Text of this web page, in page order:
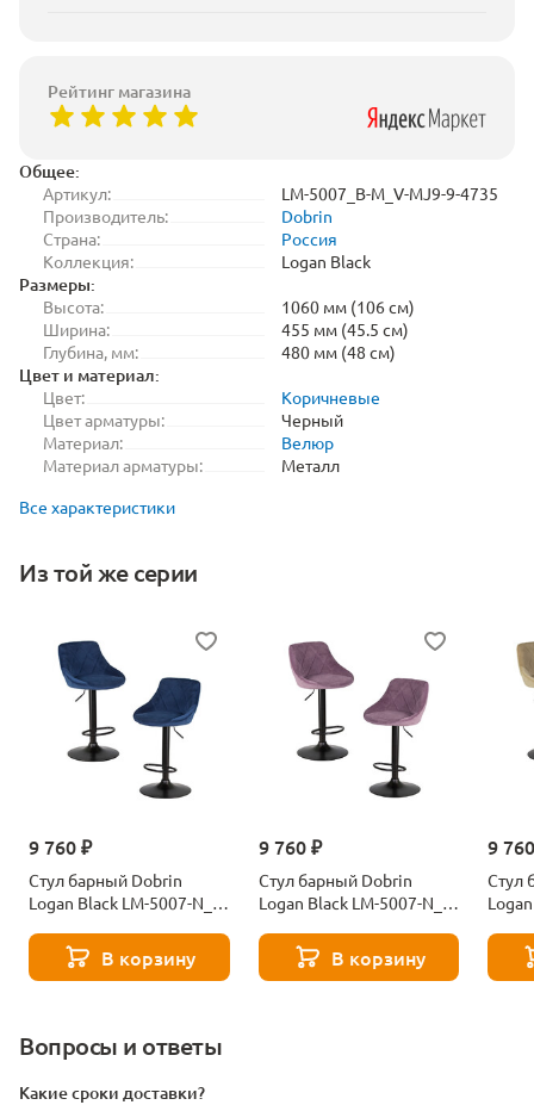
Общее:
Артикул:
LM-5007_B-M_V-MJ9-9-4735
Производитель:
Dobrin
Страна:
Россия
Коллекция:
Logan Black
Размеры:
Высота:
1060 мм (106 см)
Ширина:
455 мм (45.5 см)
Глубина, мм:
480 мм (48 см)
Цвет и материал:
Цвет:
Коричневые
Цвет арматуры:
Черный
Материал:
Велюр
Материал арматуры:
Металл
Все характеристики
Из той же серии
9 760 ₽
Стул барный Dobrin
Logan Black LM-5007-N_B-
В корзину
9 760 ₽
Стул барный Dobrin
Logan Black LM-5007-N_B-
В корзину
9
Стул
Вопросы и ответы
Какие сроки доставки?
Рейтинг магазина